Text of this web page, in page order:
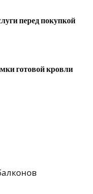
перед покупкой
готовой кровли